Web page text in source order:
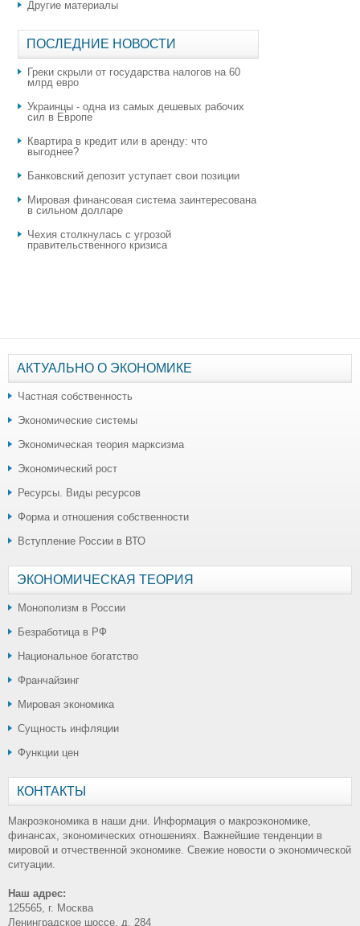
Другие материалы
ПОСЛЕДНИЕ НОВОСТИ
Греки скрыли от государства налогов на 60
млрд евро
Украинцы - одна из самых дешевых рабочих
сил в Европе
Квартира в кредит или в аренду: что
выгоднее?
​Банковский депозит уступает свои позиции
Мировая финансовая система заинтересована
в сильном долларе
Чехия столкнулась с угрозой
правительственного кризиса
АКТУАЛЬНО О ЭКОНОМИКЕ
Частная собственность
Экономические системы
Экономическая теория марксизма
Экономический рост
Ресурсы. Виды ресурсов
Форма и отношения собственности
Вступление России в ВТО
ЭКОНОМИЧЕСКАЯ ТЕОРИЯ
Монополизм в России
Безработица в РФ
Национальное богатство
Франчайзинг
Мировая экономика
Сущность инфляции
Функции цен
КОНТАКТЫ
Макроэкономика в наши дни. Информация о макроэкономике,
финансах, экономических отношениях. Важнейшие тенденции в
мировой и отчественной экономике. Свежие новости о экономической
ситуации.
Наш адрес:
125565, г. Москва
Ленинградское шоссе, д. 284